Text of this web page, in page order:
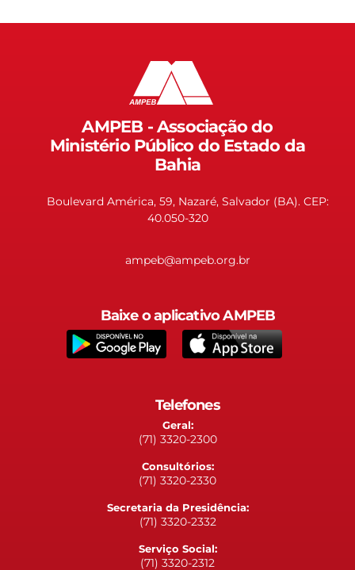
AMPEB - Associação do
Ministério Público do Estado da
Bahia
Boulevard América, 59, Nazaré, Salvador (BA). CEP:
40.050-320
ampeb@ampeb.org.br
Baixe o aplicativo AMPEB
Telefones
Geral:
(71) 3320-2300
Consultórios:
(71) 3320-2330
Secretaria da Presidência:
(71) 3320-2332
Serviço Social:
(71) 3320-2312